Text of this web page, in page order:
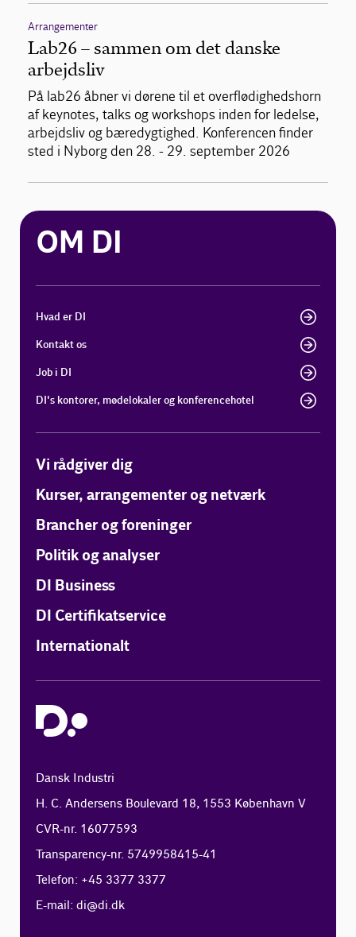
Arrangementer
Lab26 – sammen om det danske
arbejdsliv
På lab26 åbner vi dørene til et overflødighedshorn
af keynotes, talks og workshops inden for ledelse,
arbejdsliv og bæredygtighed. Konferencen finder
sted i Nyborg den 28. - 29. september 2026
OM DI
Hvad er DI
Kontakt os
Job i DI
DI's kontorer, mødelokaler og konferencehotel
Vi rådgiver dig
Kurser, arrangementer og netværk
Brancher og foreninger
Politik og analyser
DI Business
DI Certifikatservice
Internationalt
Dansk Industri
H. C. Andersens Boulevard 18, 1553 København V
CVR-nr. 16077593
Transparency-nr. 5749958415-41
Telefon: +45 3377 3377
E-mail:di@di.dk